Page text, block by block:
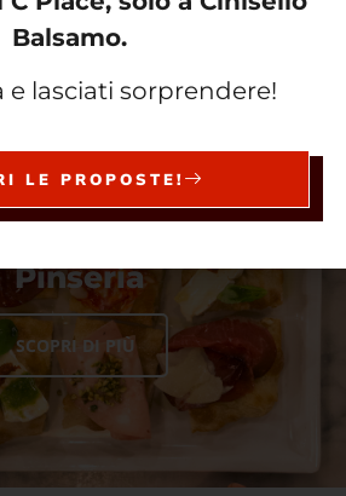
SCOPRI DI PIÙ
Pinseria
SCOPRI DI PIÙ
Balsamo.
e lasciati sorprendere!
LE PROPOSTE!